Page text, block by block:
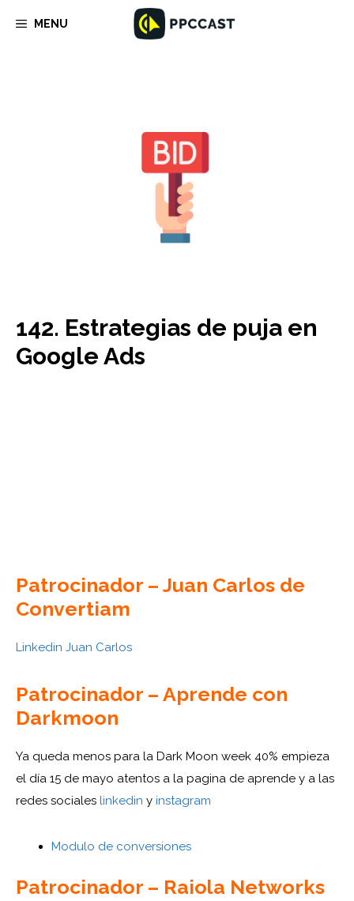
MENU
142. Estrategias de puja en
Google Ads
Patrocinador – Juan Carlos de
Convertiam
Linkedin Juan Carlos
Patrocinador – Aprende con
Darkmoon
Ya queda menos para la Dark Moon week 40% empieza
el día 15 de mayo atentos a la pagina de aprende y a las
redes sociales linkedin y instagram
Modulo de conversiones
Patrocinador – Raiola Networks